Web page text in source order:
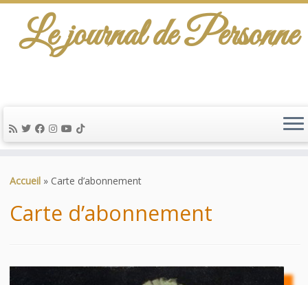
au
Le journal de Personne
Accueil » Carte d’abonnement
Carte d’abonnement